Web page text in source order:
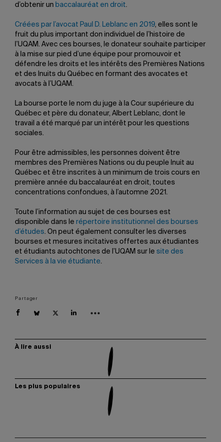
d’obtenir un baccalauréat en droit.
Créées par l’avocat Paul D. Leblanc en 2019, elles sont le
fruit du plus important don individuel de l’histoire de
l’UQAM. Avec ces bourses, le donateur souhaite participer
à la mise sur pied d’une équipe pour promouvoir et
défendre les droits et les intérêts des Premières Nations
et des Inuits du Québec en formant des avocates et
avocats à l’UQAM.
La bourse porte le nom du juge à la Cour supérieure du
Québec et père du donateur, Albert Leblanc, dont le
travail a été marqué par un intérêt pour les questions
sociales.
Pour être admissibles, les personnes doivent être
membres des Premières Nations ou du peuple Inuit au
Québec et être inscrites à un minimum de trois cours en
première année du baccalauréat en droit, toutes
concentrations confondues, à l’automne 2021.
Toute l’information au sujet de ces bourses est
disponible dans le répertoire institutionnel des bourses
d’études. On peut également consulter les diverses
bourses et mesures incitatives offertes aux étudiantes
et étudiants autochtones de l’UQAM sur le site des
Services à la vie étudiante.
Partager
À lire aussi
Les plus populaires